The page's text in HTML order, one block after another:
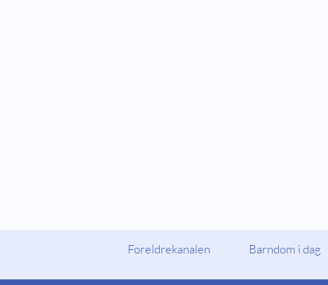
Foreldrekanalen Barndom i dag